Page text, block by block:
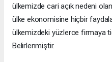
ülkemizde cari açık nedeni
ülke ekonomisine hiçbir
ülkemizdeki yüzlerce firmaya
Belirlenmiştir.